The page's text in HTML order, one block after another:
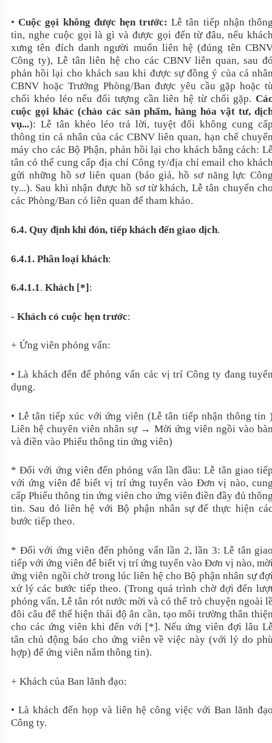
•Cuộc gọi không được hẹn trước:Lễ tân tiếp nhận
tin, nghe cuộc gọi là gì và được gọi đến từ đâu, nếu
xưng tên đích danh người muốn liên hệ (đúng tên
Công ty), Lễ tân liên hệ cho các CBNV liên quan, sau
phản hồi lại cho khách sau khi được sự đồng ý của cá
CBNV hoặc Trưởng Phòng/Ban được yêu cầu gặp hoặc
chối khéo léo nếu đối tượng cần liên hệ từ chối gặp.
cuộc gọi khác (chào các sản phẩm, hàng hóa vật tư,
vụ...): Lễ tân khéo léo trả lời, tuyệt đối không cung
thông tin cá nhân của các CBNV liên quan, hạn chế
máy cho các Bộ Phận, phản hồi lại cho khách bằng cách:
tân có thể cung cấp địa chỉ Công ty/địa chỉ email cho
gửi những hồ sơ liên quan (báo giá, hồ sơ năng lực
ty...). Sau khi nhận được hồ sơ từ khách, Lễ tân chuyển
các Phòng/Ban có liên quan để tham khảo.
6.4. Quy định khi đón, tiếp khách đến giao dịch.
6.4.1. Phân loại khách:
6.4.1.1. Khách [*] :
- Khách có cuộc hẹn trước:
+ Ứng viên phỏng vấn:
• Là khách đến để phỏng vấn các vị trí Công ty đang
dụng.
• Lễ tân tiếp xúc với ứng viên (Lễ tân tiếp nhận thông tin
Liên hệ chuyên viên nhân sự → Mời ứng viên ngồi vào
và điền vào Phiếu thông tin ứng viên)
* Đối với ứng viên đến phỏng vấn lần đầu: Lễ tân giao
với ứng viên để biết vị trí ứng tuyển vào Đơn vị nào,
cấp Phiếu thông tin ứng viên cho ứng viên điền đầy đủ
tin. Sau đó liên hệ với Bộ phận nhân sự để thực hiện
bước tiếp theo.
* Đối với ứng viên đến phỏng vấn lần 2, lần 3: Lễ tân
tiếp với ứng viên để biết vị trí ứng tuyển vào Đơn vị nào,
ứng viên ngồi chờ trong lúc liên hệ cho Bộ phận nhân sự
xử lý các bước tiếp theo. (Trong quá trình chờ đợi đến
phỏng vấn, Lễ tân rót nước mời và có thể trò chuyện ngoài
đôi câu để thể hiện thái độ ân cần, tạo môi trường thân
cho các ứng viên khi đến với [*]. Nếu ứng viên đợi lâu
tân chủ động báo cho ứng viên về việc này (với lý do
hợp) để ứng viên nắm thông tin).
+ Khách của Ban lãnh đạo:
• Là khách đến họp và liên hệ công việc với Ban lãnh
Công ty.